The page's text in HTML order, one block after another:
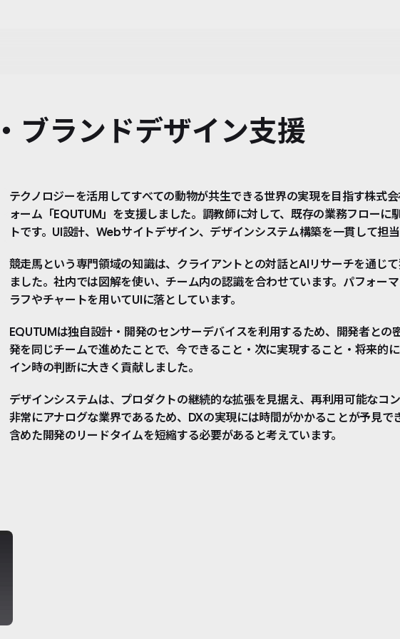
ブランドデザイン支援
テクノロジーを活用してすべての動物が共生できる世界の実現を目指す株式
ォーム「EQUTUM」を支援しました。調教師に対して、既存の業務フローに
トです。UI設計、Webサイトデザイン、デザインシステム構築を一貫して担当
競走馬という専門領域の知識は、クライアントとの対話とAIリサーチを通じ
ました。社内では図解を使い、チーム内の認識を合わせています。パフォー
ラフやチャートを用いてUIに落としています。
EQUTUMは独自設計・開発のセンサーデバイスを利用するため、開発者との
発を同じチームで進めたことで、今できること・次に実現すること・将来的
イン時の判断に大きく貢献しました。
デザインシステムは、プロダクトの継続的な拡張を見据え、再利用可能なコ
非常にアナログな業界であるため、DXの実現には時間がかかることが予見で
含めた開発のリードタイムを短縮する必要があると考えています。